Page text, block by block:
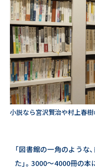
小説なら宮沢賢治や村上春
「図書館の一角のような
た」。3000〜4000冊の本